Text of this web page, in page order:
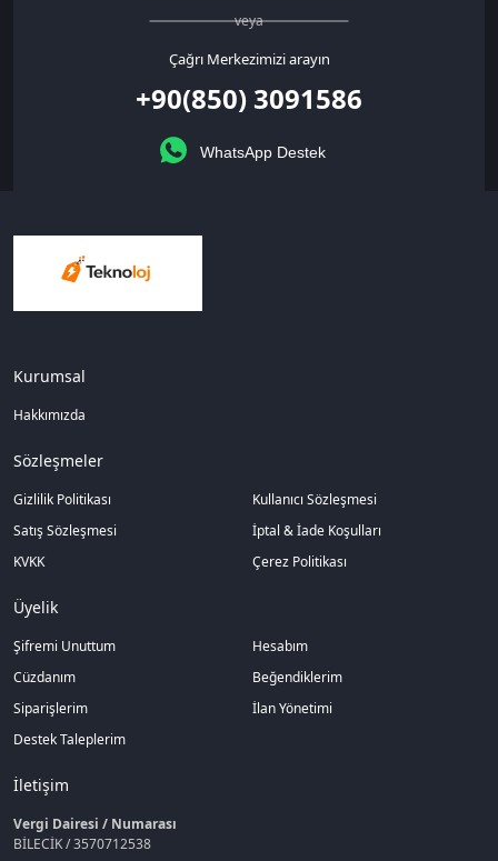
veya
Çağrı Merkezimizi arayın
+90(850) 3091586
WhatsApp Destek
Kurumsal
Hakkımızda
Sözleşmeler
Gizlilik Politikası
Kullanıcı Sözleşmesi
Satış Sözleşmesi
İptal & İade Koşulları
KVKK
Çerez Politikası
Üyelik
Şifremi Unuttum
Hesabım
Cüzdanım
Beğendiklerim
Siparişlerim
İlan Yönetimi
Destek Taleplerim
İletişim
Vergi Dairesi / Numarası
BİLECİK / 3570712538